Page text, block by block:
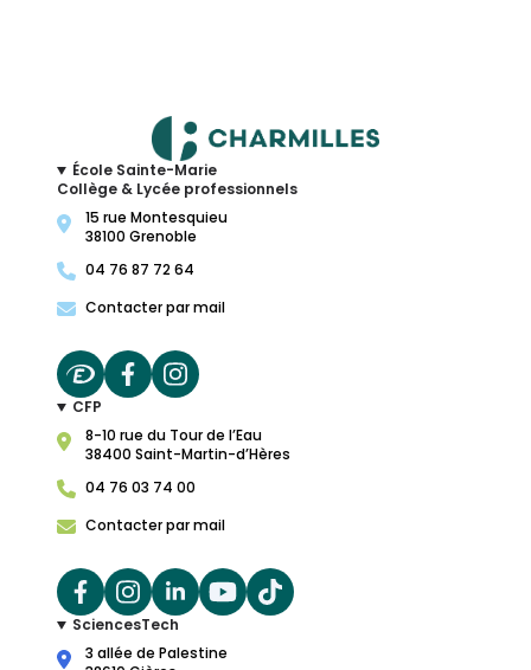
École Sainte-Marie
Collège & Lycée professionnels
15 rue Montesquieu
38100 Grenoble
04 76 87 72 64
Contacter par mail
CFP
8-10 rue du Tour de l’Eau
38400 Saint-Martin-d’Hères
04 76 03 74 00
Contacter par mail
SciencesTech
3 allée de Palestine